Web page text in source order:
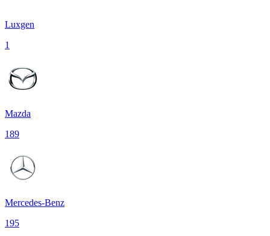
Luxgen
1
Mazda
189
Mercedes-Benz
195